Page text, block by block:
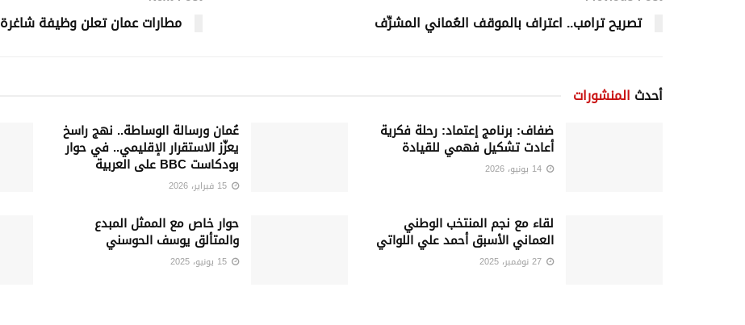
تصريح ترامب.. اعتراف بالموقف العُماني المشرِّف مطارات عمان تعلن وظيفة شاغرة
أحدث المنشورات
ضفاف: برنامج إعتماد: رحلة فكرية
أعادت تشكيل فهمي للقيادة
عُمان ورسالة الوساطة.. نهج راسخ
يعزّز الاستقرار الإقليمي.. في حوار
بودكاست BBC على العربية
لقاء مع نجم المنتخب الوطني
العماني الأسبق أحمد علي اللواتي
حوار خاص مع الممثل المبدع
والمتألق يوسف الحوسني